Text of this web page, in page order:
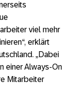
viel mehr
erklärt
„Dabei
einer Always-On
Mitarbeiter